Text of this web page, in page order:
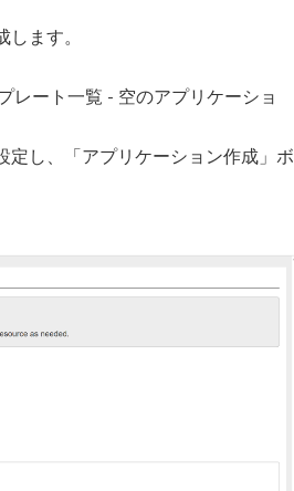
ます。
レート一覧 - 空のアプリケーショ
定し、「アプリケーション作成」ボ